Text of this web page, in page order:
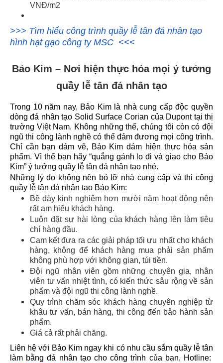
VNĐ/m2
>>> Tìm hiểu công trình quầy lễ tân đá nhân tạo
hình hạt gạo công ty MSC <<<
Bảo Kim – Nơi hiện thực hóa mọi ý tưởng
quầy lễ tân đá nhân tạo
Trong 10 năm nay, Bảo Kim là nhà cung cấp độc quyền
dòng đá nhân tạo Solid Surface Corian của Dupont tại thị
trường Việt Nam. Không những thế, chúng tôi còn có đội
ngũ thi công lành nghề có thể đảm đương mọi công trình.
Chỉ cần bạn dám vẽ, Bảo Kim dám hiện thực hóa sản
phẩm. Vì thế bạn hãy “quẳng gánh lo đi và giao cho Bảo
Kim” ý tưởng quầy lễ tân đá nhân tạo nhé.
Những lý do không nên bỏ lỡ nhà cung cấp và thi công
quầy lễ tân đá nhân tạo Bảo Kim:
Bề dày kinh nghiệm hơn mười năm hoạt động nên
rất am hiểu khách hàng.
Luôn đặt sự hài lòng của khách hàng lên làm tiêu
chí hàng đầu.
Cam kết đưa ra các giải pháp tối ưu nhất cho khách
hàng, không để khách hàng mua phải sản phẩm
không phù hợp với không gian, túi tiền.
Đội ngũ nhân viên gồm những chuyên gia, nhân
viên tư vấn nhiệt tình, có kiến thức sâu rộng về sản
phẩm và đội ngũ thi công lành nghề.
Quy trình chăm sóc khách hàng chuyên nghiệp từ
khâu tư vấn, bán hàng, thi công đến bảo hành sản
phẩm.
Giá cả rất phải chăng.
Liên hệ với Bảo Kim ngay khi có nhu cầu sắm quầy lễ tân
làm bằng đá nhân tạo cho công trình của bạn, Hotline: